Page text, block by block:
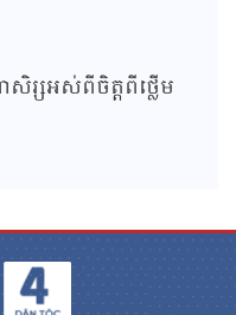
រ្សអស់ពីចិត្តពីថ្លើម